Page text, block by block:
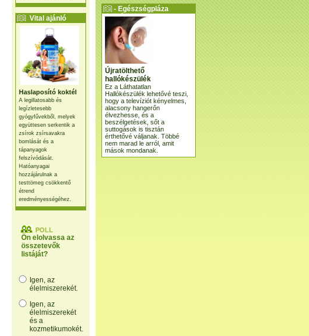
Vital ajánló
Haslaposító koktél
A legillatosabb és
legízletesebb
gyógyfűvekből, melyek
együttesen serkentik a
zsírok zsírsavakra
bomlását és a
tápanyagok
felszívódását.
Hatóanyagai
hozzájárulnak a
testtömeg csökkentő
étrend
eredményességéhez.
POLL
Ön elolvassa az
összetevők
listáját?
Igen, az
élelmiszerekét.
Igen, az
élelmiszerekét
és a
kozmetikumokét.
- Egészségpláza
ajánlatunk -
Újratölthető
hallókészülék
Ez a Láthatatlan
Hallókészülék lehetővé teszi,
hogy a televíziót kényelmes,
alacsony hangerőn
élvezhesse, és a
beszélgetések, sőt a
suttogások is tisztán
érthetővé váljanak. Többé
nem marad le arról, amit
mások mondanak.